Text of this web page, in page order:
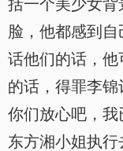
括一个美少女背
脸，他都感到
话他们的话，
的话，得罪李锦
你们放心吧，
东方湘小姐执